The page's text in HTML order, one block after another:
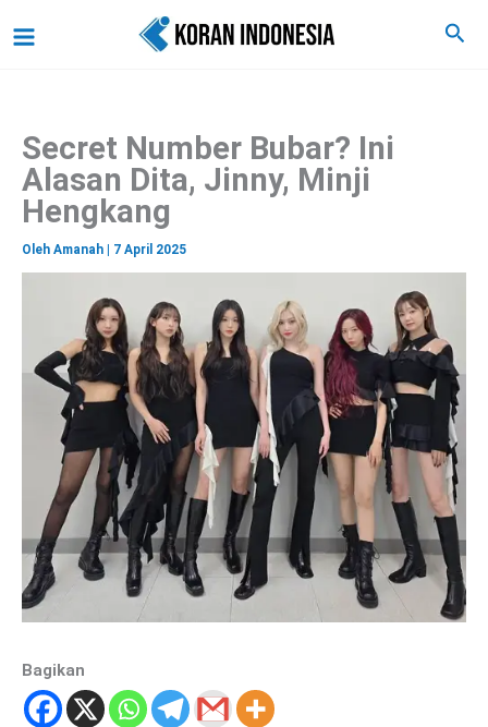
ke
Cari
Secret Number Bubar? Ini
Alasan Dita, Jinny, Minji
Hengkang
Oleh Amanah 7 April 2025
Bagikan
a